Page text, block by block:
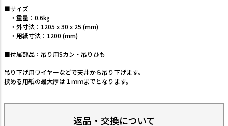
■サイズ
・重量：0.6㎏
・外寸法：1205 x 30 x 25 (mm)
・用紙寸法：1200 (mm)
■付属部品：吊り用Sカン・吊りひも
吊り下げ用ワイヤーなどで天井から吊り下げます。
挟める用紙の最大厚は１ｍｍまでとなります。
返品・交換について